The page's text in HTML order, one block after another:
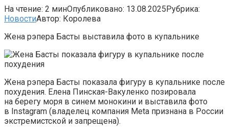
На чтение: 2 минОпубликовано: 13.08.2025Рубрика:
НовостиАвтор: Королева
Жена рэпера Басты выставила фото в купальнике
Жена рэпера Басты показала фигуру в купальнике после
похудения. Елена Пинская-Вакуленко позировала
на берегу моря в синем монокини и выставила фото
в Instagram (владелец компания Meta признана в России
экстремистской и запрещена).